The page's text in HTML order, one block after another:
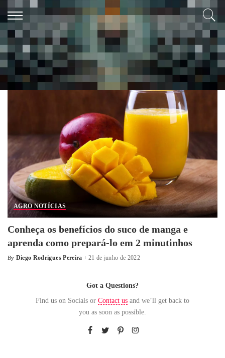
Tag: suco de manga com limão
AGRO NOTÍCIAS
Conheça os benefícios do suco de manga e
aprenda como prepará-lo em 2 minutinhos
By Diego Rodrigues Pereira 21 de junho de 2022
Got a Questions?
Find us on Socials or Contact us and we’ll get back to
you as soon as possible.